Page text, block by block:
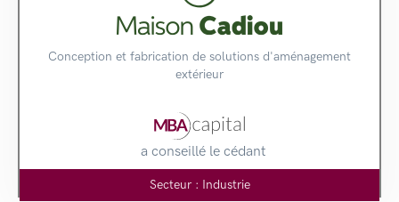
Conception et fabrication de solutions d'aménagement
extérieur
a conseillé le cédant
Secteur : Industrie